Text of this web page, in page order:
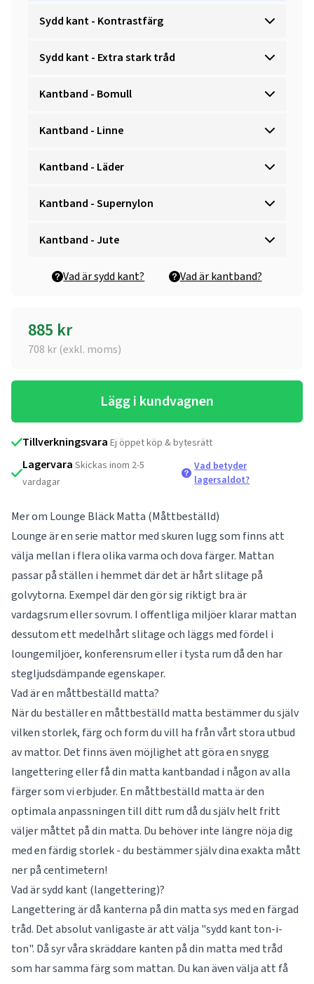
Sydd kant - Kontrastfärg
Sydd kant - Extra stark tråd
Kantband - Bomull
Kantband - Linne
Kantband - Läder
Kantband - Supernylon
Kantband - Jute
Vad är sydd kant? Vad är kantband?
885 kr
708 kr (exkl. moms)
Lägg i kundvagnen
Tillverkningsvara Ej öppet köp & bytesrätt
Lagervara Skickas inom 2-5
vardagar
Vad betyder
lagersaldot?
Mer om Lounge Bläck Matta (Måttbeställd)
Lounge är en serie mattor med skuren lugg som finns att
välja mellan i flera olika varma och dova färger. Mattan
passar på ställen i hemmet där det är hårt slitage på
golvytorna. Exempel där den gör sig riktigt bra är
vardagsrum eller sovrum. I offentliga miljöer klarar mattan
dessutom ett medelhårt slitage och läggs med fördel i
loungemiljöer, konferensrum eller i tysta rum då den har
stegljudsdämpande egenskaper.
Vad är en måttbeställd matta?
När du beställer en måttbeställd matta bestämmer du själv
vilken storlek, färg och form du vill ha från vårt stora utbud
av mattor. Det finns även möjlighet att göra en snygg
langettering eller få din matta kantbandad i någon av alla
färger som vi erbjuder. En måttbeställd matta är den
optimala anpassningen till ditt rum då du själv helt fritt
väljer måttet på din matta. Du behöver inte längre nöja dig
med en färdig storlek - du bestämmer själv dina exakta mått
ner på centimetern!
Vad är sydd kant (langettering)?
Langettering är då kanterna på din matta sys med en färgad
tråd. Det absolut vanligaste är att välja "sydd kant ton-i-
ton". Då syr våra skräddare kanten på din matta med tråd
som har samma färg som mattan. Du kan även välja att få